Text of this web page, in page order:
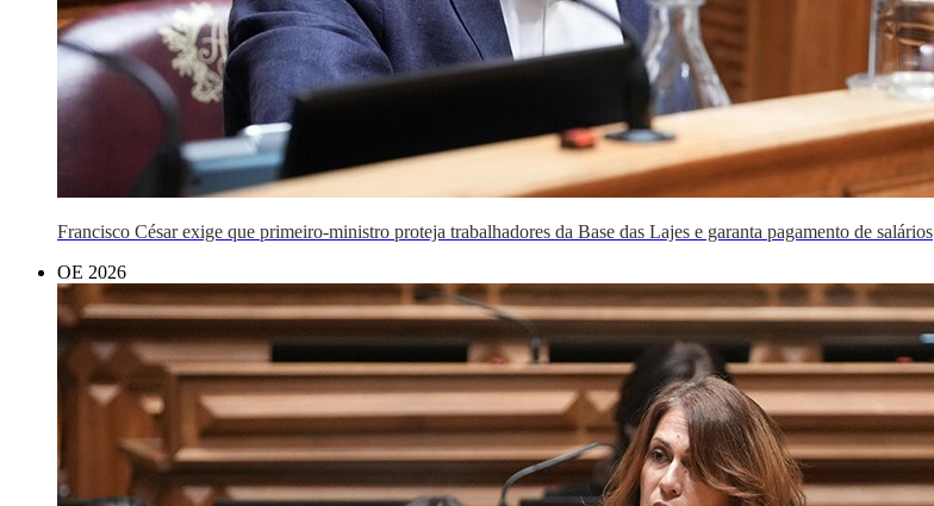
Francisco César exige que primeiro-ministro proteja trabalhadores da Base das Lajes e garanta pagamento de salários
OE 2026